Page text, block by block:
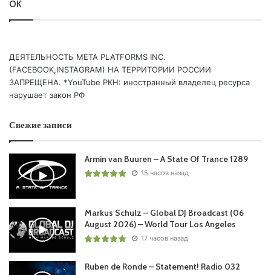
09. 1st In Line, Tim Redding – Indigo Skies
10. Daniel Kandi – Chasing Dreams
11. Kaimo K, Sharon Valerona – The Final Day
Пользовательская оценка:
OK
ДЕЯТЕЛЬНОСТЬ МЕТА PLATFORMS INC.
(FACEBOOK,INSTAGRAM) НА ТЕРРИТОРИИ РОССИИ
ЗАПРЕЩЕНА. *YouTube РКН: иностранный владелец ресурса
нарушает закон РФ
Свежие записи
Armin van Buuren – A State Of Trance 1289
15 часов назад
Markus Schulz – Global DJ Broadcast (06
August 2026) – World Tour Los Angeles
17 часов назад
Ruben de Ronde – Statement! Radio 032